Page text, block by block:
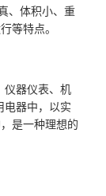
、体积小、重
等特点。
仪器仪表、机
电器中，以实
是一种理想的